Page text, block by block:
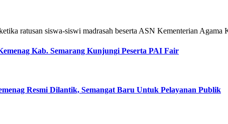
ratusan siswa-siswi madrasah beserta ASN Kementerian
Kab. Semarang Kunjungi Peserta PAI Fair
Resmi Dilantik, Semangat Baru Untuk Pelayanan Publik